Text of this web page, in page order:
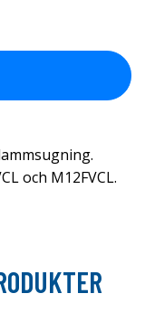
och M12FVCL.